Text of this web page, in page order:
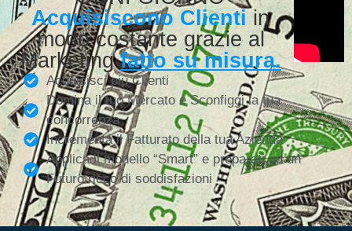
Acquisiscono Clientiin
modo costante grazie al
Marketingfatto su misura.
Acquisisci più Clienti
Domina il tuo Mercato e Sconfiggi la tua
concorrenza
Incrementa il Fatturato della tua Azienda
Applica il modello “Smart” e preparati ad un
Futuro ricco di soddisfazioni